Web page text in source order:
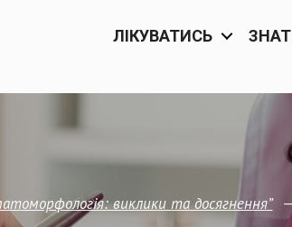
ЛІКУВАТИСЬ
виклики та досягнення”